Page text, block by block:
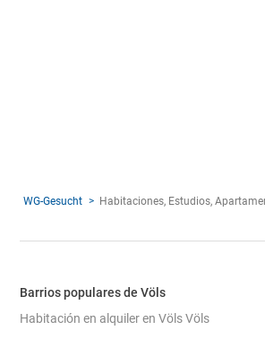
WG-Gesucht Habitaciones, Estudios,
Barrios populares de Völs
Habitación en alquiler en Völs Völs